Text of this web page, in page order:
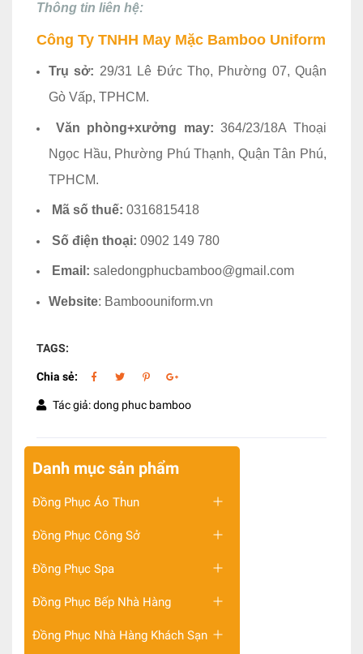
Thông tin liên hệ:
Công Ty TNHH May Mặc Bamboo Uniform
Trụ sở: 29/31 Lê Đức Thọ, Phường 07, Quận
Gò Vấp, TPHCM.
Văn phòng+xưởng may: 364/23/18A Thoại
Ngọc Hầu, Phường Phú Thạnh, Quận Tân Phú,
TPHCM.
Mã số thuế: 0316815418
Số điện thoại: 0902 149 780
Email: saledongphucbamboo@gmail.com
Website: Bamboouniform.vn
TAGS:
Chia sẻ:
Tác giả: dong phuc bamboo
Danh mục sản phẩm
Đồng Phục Áo Thun
Đồng Phục Công Sở
Đồng Phục Spa
Đồng Phục Bếp Nhà Hàng
Đồng Phục Nhà Hàng Khách Sạn